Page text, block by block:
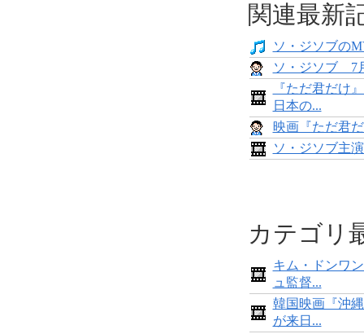
関連最新
ソ・ジソブの
ソ・ジソブ 7
『ただ君だけ
日本の...
映画『ただ君
ソ・ジソブ主
カテゴリ
キム・ドンワ
ュ監督...
韓国映画『沖
が来日...